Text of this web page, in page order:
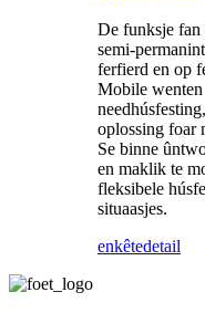
De funksje fan
semi-
ferfierd en op
Mobile
oplossing foar
Se binne
en maklik te
fleksibele
situaasjes.
enkêtedetail